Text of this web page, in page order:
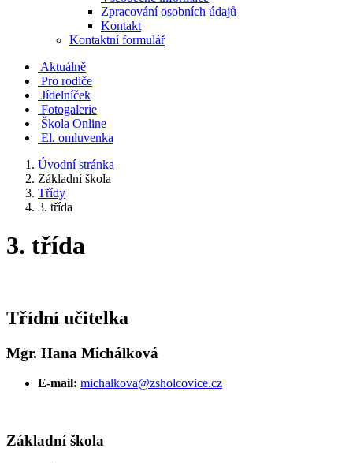
Zpracování osobních údajů
Kontakt
Kontaktní formulář
Aktuálně
Pro rodiče
Jídelníček
Fotogalerie
Škola Online
El. omluvenka
Úvodní stránka
Základní škola
Třídy
3. třída
3. třída
Třídní učitelka
Mgr. Hana Michálková
E-mail: michalkova@zsholcovice.cz
Základní škola